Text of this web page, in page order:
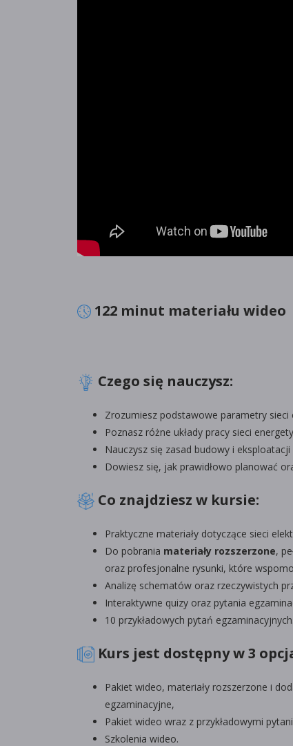
122 minut materiału wideo
Czego się nauczysz:
Zrozumiesz podstawowe parametry
Poznasz różne układy pracy sieci
Nauczysz się zasad budowy i
Dowiesz się, jak prawidłowo planować
Co znajdziesz w kursie:
Praktyczne materiały dotyczące sieci
Do pobrania materiały rozszerzone,
oraz profesjonalne rysunki, które
Analizę schematów oraz rzeczywistych
Interaktywne quizy oraz pytania
10 przykładowych pytań egzaminacyjnych.
Kurs jest dostępny w 3
Pakiet wideo, materiały rozszerzone i
egzaminacyjne,
Pakiet wideo wraz z przykładowymi
Szkolenia wideo.